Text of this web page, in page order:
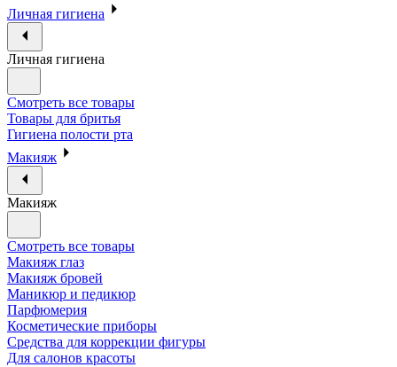
Личная гигиена
Личная гигиена
Смотреть все товары
Товары для бритья
Гигиена полости рта
Макияж
Макияж
Смотреть все товары
Макияж глаз
Макияж бровей
Маникюр и педикюр
Парфюмерия
Косметические приборы
Средства для коррекции фигуры
Для салонов красоты